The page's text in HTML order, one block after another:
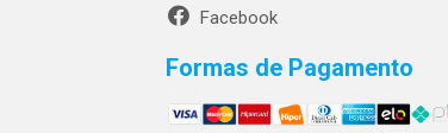
Facebook
Formas de Pagamento